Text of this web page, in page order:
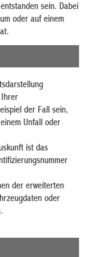
sein. Dabei
oder auf einem
Ihrer
der Fall sein,
Unfall oder
ist das
der erweiterten
oder